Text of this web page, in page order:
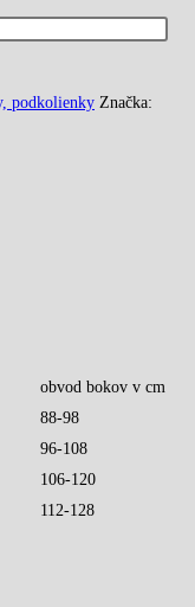
podkolienky Značka:
obvod bokov v cm
88-98
96-108
106-120
112-128